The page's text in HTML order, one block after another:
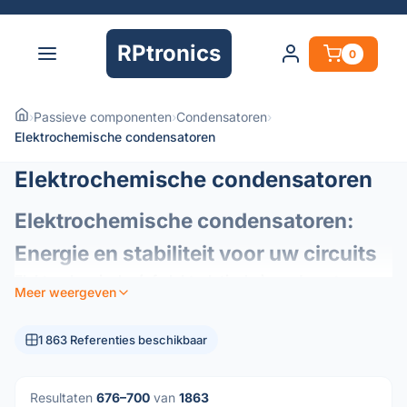
RPtronics 0
›Passieve componenten›Condensatoren›
Elektrochemische condensatoren
Elektrochemische condensatoren
Elektrochemische condensatoren:
Energie en stabiliteit voor uw circuits
zijn essentiële elementen van de moderne elektronica en
ontworpen om een ​​hoge capaciteitsdichtheid te bieden in
voor energiebeheer en signaalstabilisatie.
Meer weergeven
1 863 Referenties beschikbaar
Resultaten 676–700 van 1863